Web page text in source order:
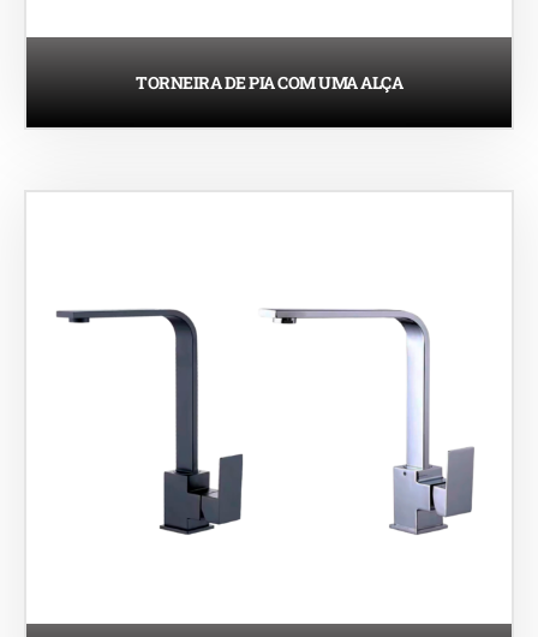
TORNEIRA DE PIA COM UMA ALÇA